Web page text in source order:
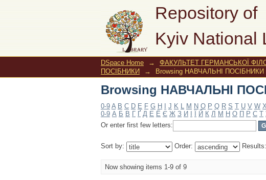
Repository of
Kyiv National
Browsing НАВЧАЛЬНІ
DSpace Home → ФАКУЛЬТЕТ ГЕРМАНСЬКОЇ
ПОСІБНИКИ
→ Browsing НАВЧАЛЬНІ ПОСІБНИКИ
Browsing НАВЧАЛЬНІ
0-9 A B C D E F G H J K L M N O P Q R S T U V W X
0-9 А Б В Г Ґ Д Е Ё Є Ж З И Й К Л М Н О П Р С Т
Or enter first few letters:
Sort by: Order: Results:
Now showing items 1-9 of 9